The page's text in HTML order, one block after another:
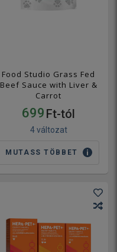
Food Studio Grass Fed
Beef Sauce with Liver &
Carrot
699 Ft-tól
4 változat
MUTASS TÖBBET